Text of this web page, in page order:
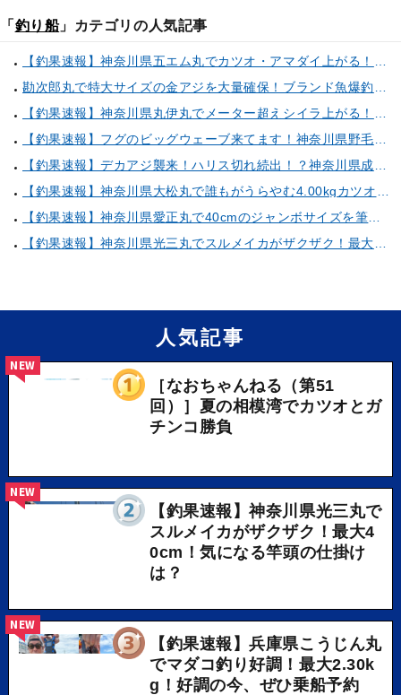
「 釣り船」カテゴリの人気記事
【釣果速報】神奈川県五エム丸でカツオ・アマダイ上がる！イトヨリ・カサゴ・鬼カサゴなどゲストも多種多様！充実の釣行をお約束します！
勘次郎丸で特大サイズの金アジを大量確保！ブランド魚爆釣の秘密は船長特製の「アレ」だった！【口コミ多数掲載】
【釣果速報】神奈川県丸伊丸でメーター超えシイラ上がる！夏の海のモンスターと勝負したいなら今すぐ予約を！
【釣果速報】フグのビッグウェーブ来てます！神奈川県野毛屋釣船店で38cmのショウサイフグGET！このチャンスを逃すな！
【釣果速報】デカアジ襲来！ハリス切れ続出！？神奈川県成銀丸は今が狙い目の大チャンス！
【釣果速報】神奈川県大松丸で誰もがうらやむ4.00kgカツオをキャッチ！あなたも乗船して青物三昧しませんか？
【釣果速報】神奈川県愛正丸で40cmのジャンボサイズを筆頭にアジが釣れまくり！味も極上な今が乗船どき！
【釣果速報】神奈川県光三丸でスルメイカがザクザク！最大40cm！気になる竿頭の仕掛けは？
人気記事
［なおちゃんねる（第51
回）］夏の相模湾でカツオとガ
チンコ勝負
NEW
【釣果速報】神奈川県光三丸で
スルメイカがザクザク！最大4
0cm！気になる竿頭の仕掛け
は？
NEW
【釣果速報】兵庫県こうじん丸
でマダコ釣り好調！最大2.30k
g！好調の今、ぜひ乗船予約
NEW